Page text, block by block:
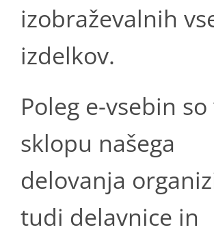
izobraževalnih
izdelkov.
Poleg e-vsebin so
sklopu našega
delovanja
tudi delavnice in